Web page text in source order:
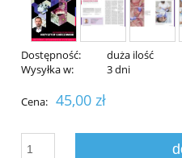
Dostępność:
duża ilość
Wysyłka w:
3 dni
Cena: 45,00 zł